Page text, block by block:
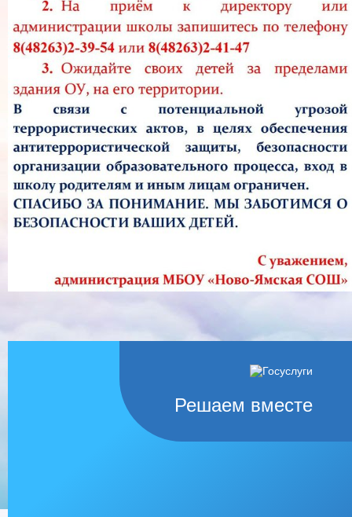
Решаем вместе